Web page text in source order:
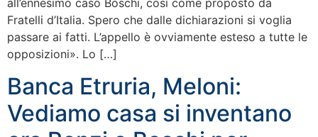
all’ennesimo caso Boschi, così come proposto da
Fratelli d’Italia. Spero che dalle dichiarazioni si voglia
passare ai fatti. L’appello è ovviamente esteso a tutte le
opposizioni». Lo […]
Banca Etruria, Meloni:
Vediamo casa si inventano